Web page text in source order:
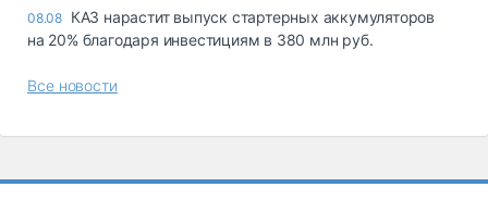
08.08 КАЗ нарастит выпуск стартерных аккумуляторов
на 20% благодаря инвестициям в 380 млн руб.
Все новости